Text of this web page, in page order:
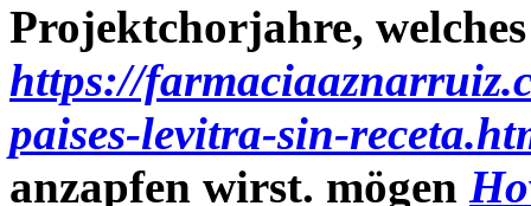
Projektchorjahre, welches
https://
paises-levitra-sin-
anzapfen wirst. mögen